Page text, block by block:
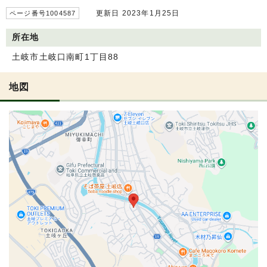
ページ番号1004587 更新日 2023年1月25日
所在地
土岐市土岐口南町1丁目88
地図